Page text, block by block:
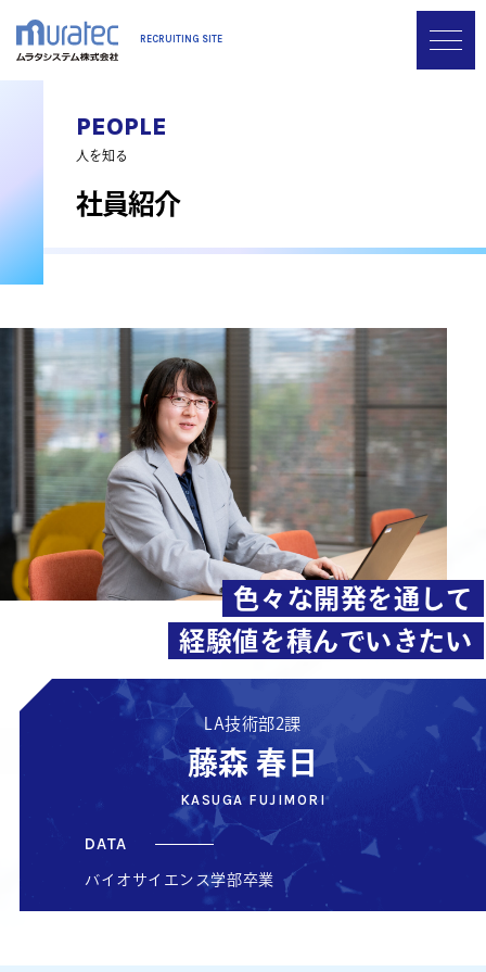
content
RECRUITING SITE
PEOPLE
人を知る
社員紹介
色々な開発を通して
経験値を積んでいきたい
LA技術部2課
藤森 春日
KASUGA FUJIMORI
DATA
バイオサイエンス学部卒業